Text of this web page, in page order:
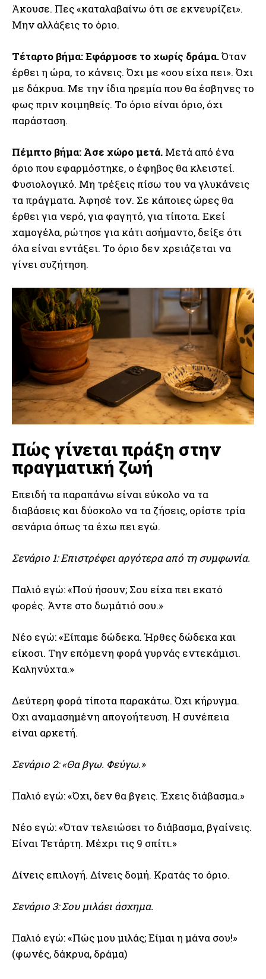
Άκουσε. Πες «καταλαβαίνω ότι σε εκνευρίζει».
Μην αλλάξεις το όριο.
Τέταρτο βήμα: Εφάρμοσε το χωρίς δράμα.Όταν
έρθει η ώρα, το κάνεις. Όχι με «σου είχα πει». Όχι
με δάκρυα. Με την ίδια ηρεμία που θα έσβηνες το
φως πριν κοιμηθείς. Το όριο είναι όριο, όχι
παράσταση.
Πέμπτο βήμα: Άσε χώρο μετά. Μετά από ένα
όριο που εφαρμόστηκε, ο έφηβος θα κλειστεί.
Φυσιολογικό. Μη τρέξεις πίσω του να γλυκάνεις
τα πράγματα. Άφησέ τον. Σε κάποιες ώρες θα
έρθει για νερό, για φαγητό, για τίποτα. Εκεί
χαμογέλα, ρώτησε για κάτι ασήμαντο, δείξε ότι
όλα είναι εντάξει. Το όριο δεν χρειάζεται να
γίνει συζήτηση.
Πώς γίνεται πράξη στην
πραγματική ζωή
Επειδή τα παραπάνω είναι εύκολο να τα
διαβάσεις και δύσκολο να τα ζήσεις, ορίστε τρία
σενάρια όπως τα έχω πει εγώ.
Σενάριο 1: Επιστρέφει αργότερα από τη συμφωνία.
Παλιό εγώ: «Πού ήσουν; Σου είχα πει εκατό
φορές. Άντε στο δωμάτιό σου.»
Νέο εγώ: «Είπαμε δώδεκα. Ήρθες δώδεκα και
είκοσι. Την επόμενη φορά γυρνάς εντεκάμισι.
Καληνύχτα.»
Δεύτερη φορά τίποτα παρακάτω. Όχι κήρυγμα.
Όχι αναμασημένη απογοήτευση. Η συνέπεια
είναι αρκετή.
Σενάριο 2: «Θα βγω. Φεύγω.»
Παλιό εγώ: «Όχι, δεν θα βγεις. Έχεις διάβασμα.»
Νέο εγώ: «Όταν τελειώσει το διάβασμα, βγαίνεις.
Είναι Τετάρτη. Μέχρι τις 9 σπίτι.»
Δίνεις επιλογή. Δίνεις δομή. Κρατάς το όριο.
Σενάριο 3: Σου μιλάει άσχημα.
Παλιό εγώ: «Πώς μου μιλάς; Είμαι η μάνα σου!»
(φωνές, δάκρυα, δράμα)